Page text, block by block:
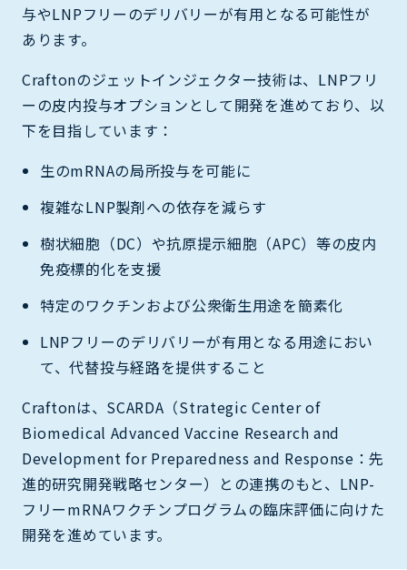
与やLNPフリーのデリバリーが有用となる可能性が
あります。
Craftonのジェットインジェクター技術は、LNPフリ
ーの皮内投与オプションとして開発を進めており、以
下を目指しています：
生のmRNAの局所投与を可能に
複雑なLNP製剤への依存を減らす
樹状細胞（DC）や抗原提示細胞（APC）等の皮内
免疫標的化を支援
特定のワクチンおよび公衆衛生用途を簡素化
LNPフリーのデリバリーが有用となる用途におい
て、代替投与経路を提供すること
Craftonは、SCARDA（Strategic Center of
Biomedical Advanced Vaccine Research and
Development for Preparedness and Response：先
進的研究開発戦略センター）との連携のもと、LNP-
フリーmRNAワクチンプログラムの臨床評価に向けた
開発を進めています。